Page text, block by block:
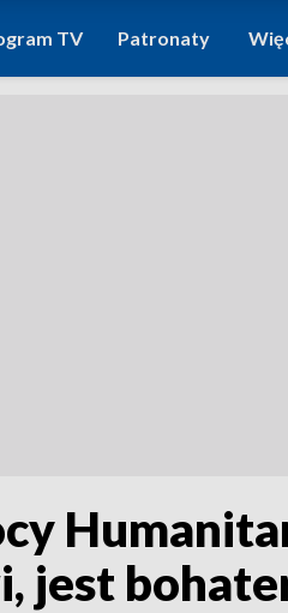
TV Patronaty
jest